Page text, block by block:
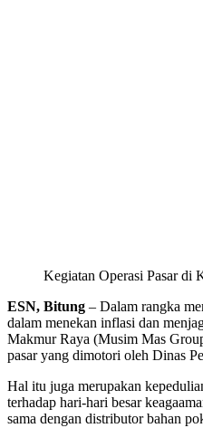
Kegiatan Operasi Pasar di
ESN, Bitung – Dalam rangka
dalam menekan inflasi dan
Makmur Raya (Musim Mas
pasar yang dimotori oleh Dinas
Hal itu juga merupakan
terhadap hari-hari besar
sama dengan distributor bahan